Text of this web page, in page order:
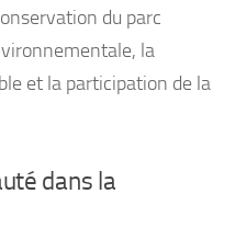
du parc
la
et la participation de la
dans la